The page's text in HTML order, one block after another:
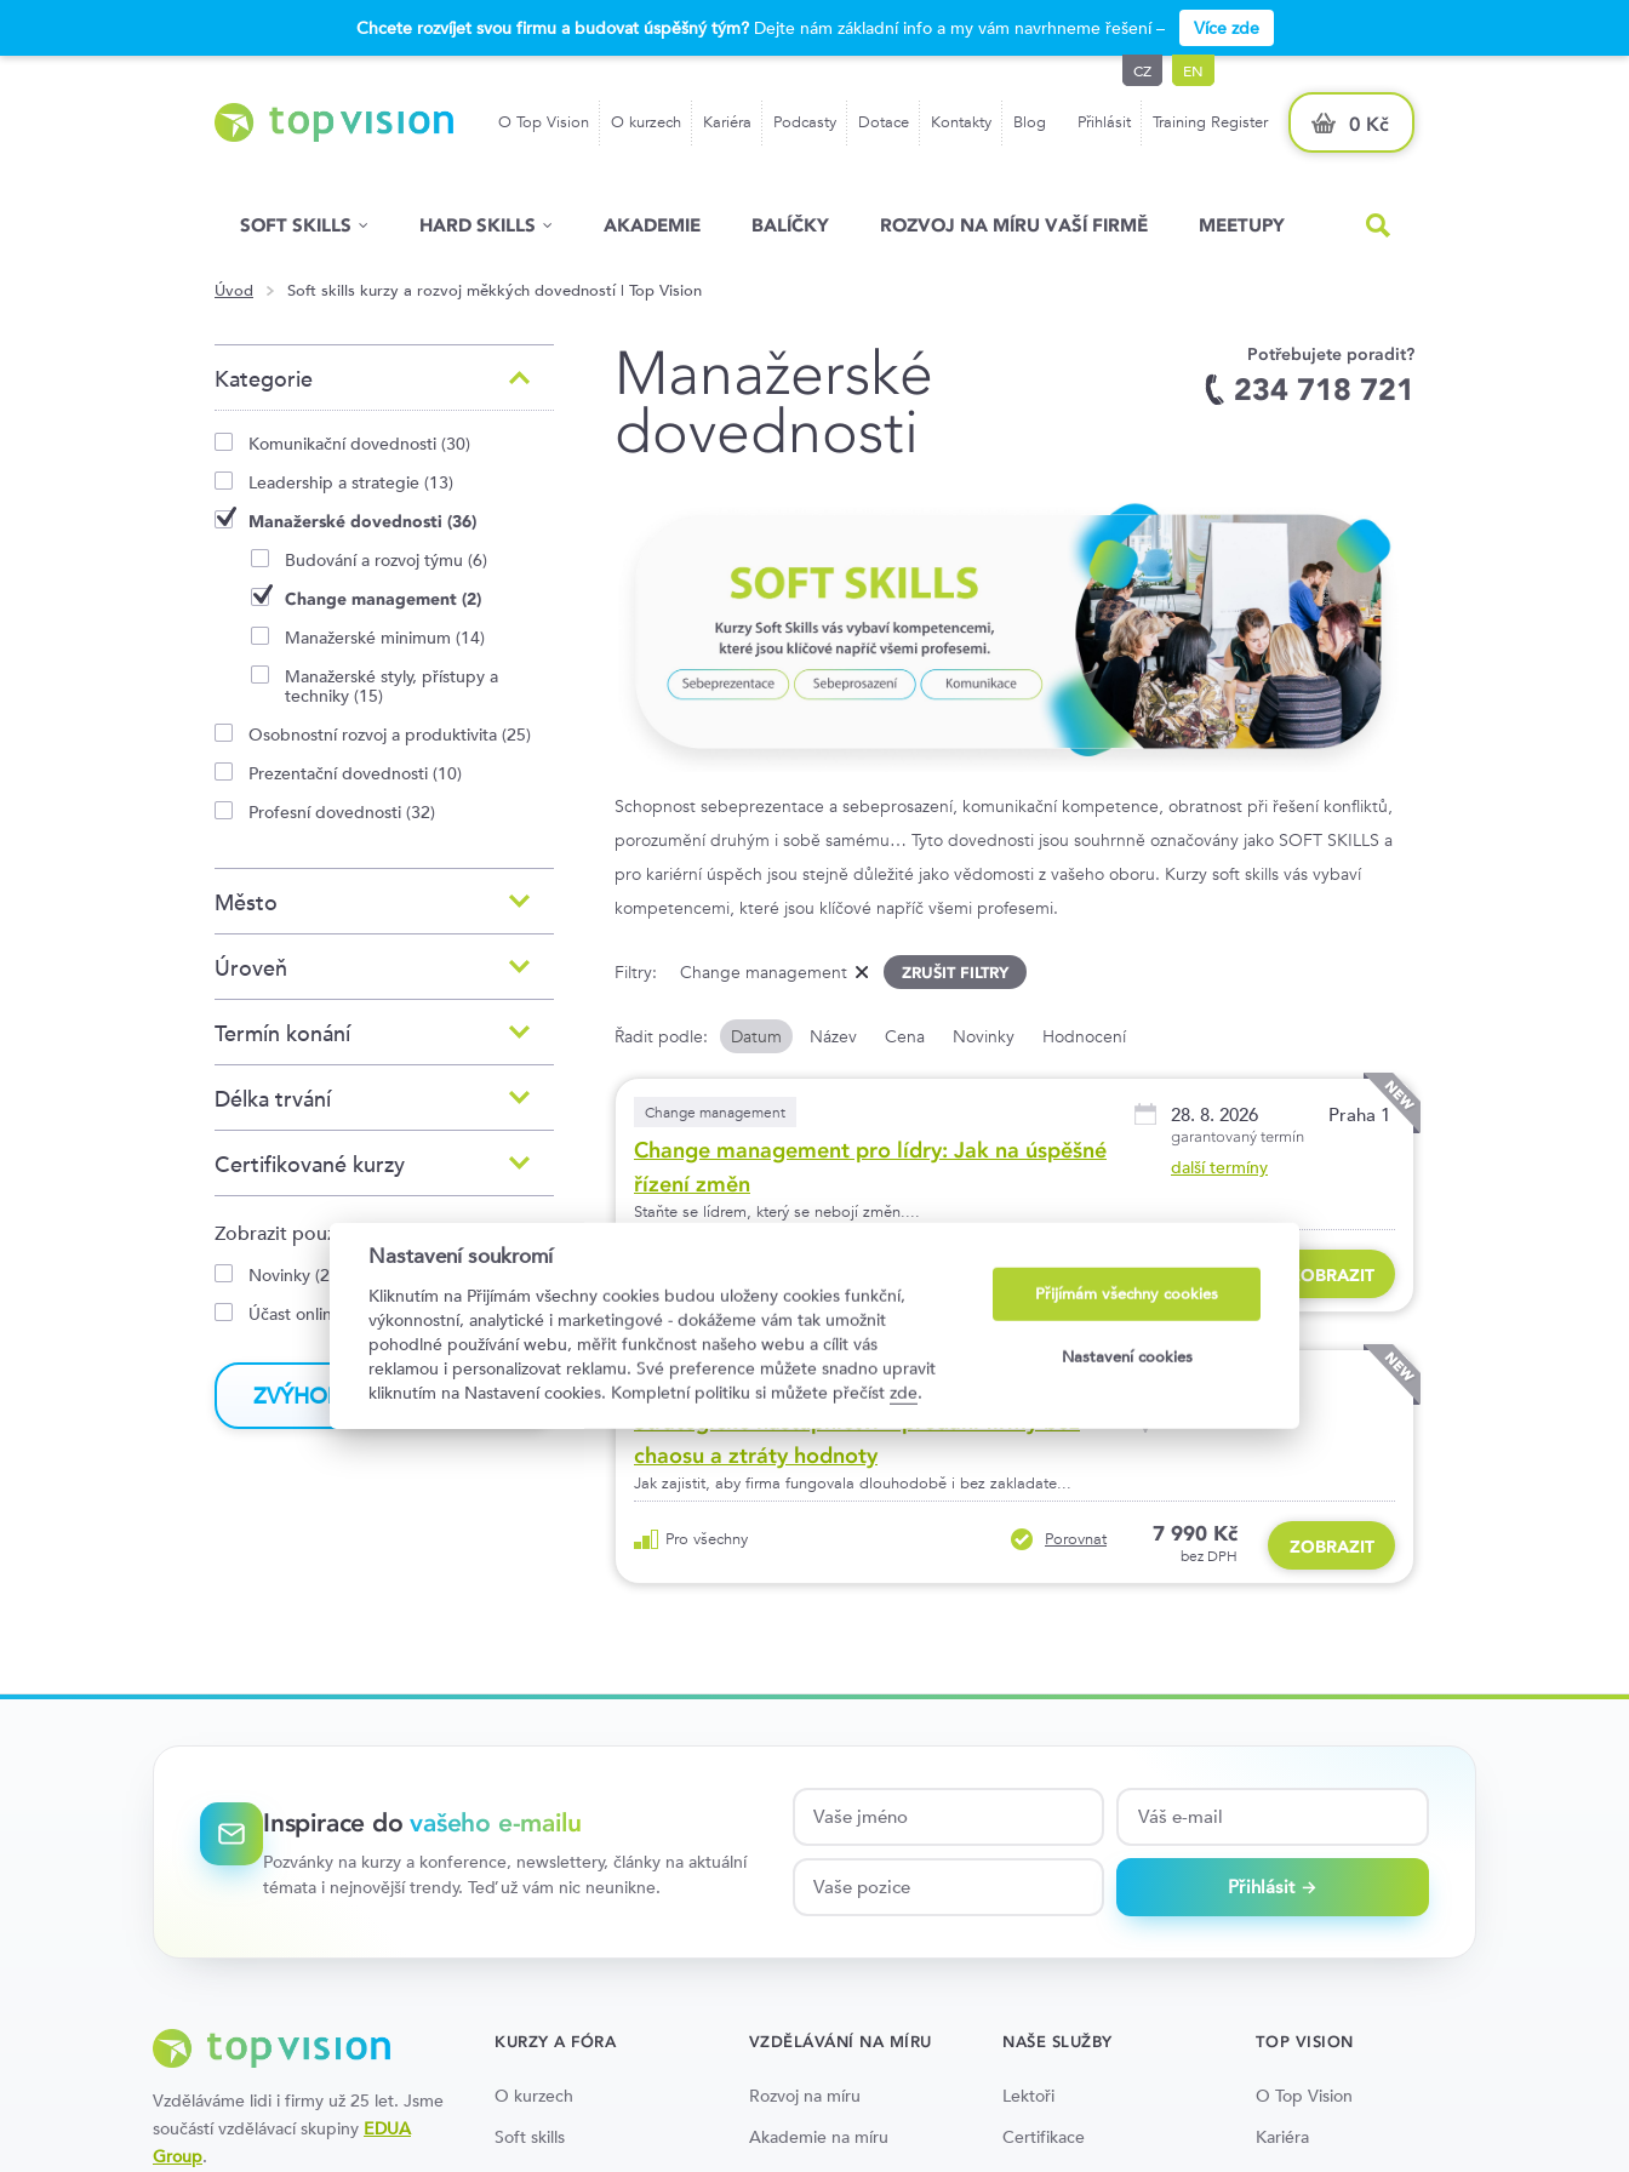
Chcete rozvíjet svou firmu a budovat úspěšný tým?Dejte nám základní info a my vám navrhneme řešení – Více zde
O Top Vision O kurzech Kariéra Podcasty Dotace Kontakty Blog Přihlásit Training Register 0 Kč
CZ EN
SOFT SKILLS HARD SKILLS AKADEMIE BALÍČKY ROZVOJ NA MÍRU VAŠÍ FIRMĚ MEETUPY
Úvod Soft skills kurzy a rozvoj měkkých dovedností | Top Vision
Kategorie
Komunikační dovednosti (30)
Leadership a strategie (13)
Manažerské dovednosti (36)
Budování a rozvoj týmu (6)
Change management (2)
Manažerské minimum (14)
Manažerské styly, přístupy a
techniky (15)
Osobnostní rozvoj a produktivita (25)
Prezentační dovednosti (10)
Profesní dovednosti (32)
Město
Úroveň
Termín konání
Délka trvání
Certifikované kurzy
Zobrazit pouze:
Novinky (2)
Účast online (0)
ZVÝHODNĚNÉ BALÍČKY
Manažerské
dovednosti
Potřebujete poradit?
234 718 721
Schopnost sebeprezentace a sebeprosazení, komunikační kompetence, obratnost při řešení konfliktů,
porozumění druhým i sobě samému… Tyto dovednosti jsou souhrnně označovány jako SOFT SKILLS a
pro kariérní úspěch jsou stejně důležité jako vědomosti z vašeho oboru. Kurzy soft skills vás vybaví
kompetencemi, které jsou klíčové napříč všemi profesemi.
Filtry: Change management ZRUŠIT FILTRY
Řadit podle: Datum Název Cena Novinky Hodnocení
Change management
Change management pro lídry: Jak na úspěšné
řízení změn
Staňte se lídrem, který se nebojí změn....
28. 8. 2026
garantovaný termín
Praha 1
další termíny
Porovnat 8 990 Kč
bez DPH ZOBRAZIT
Strategie a komunikace změn
Strategické nástupnictví – předání firmy bez
chaosu a ztráty hodnoty
Jak zajistit, aby firma fungovala dlouhodobě i bez zakladate...
Pro všechny Porovnat 7 990 Kč
bez DPH ZOBRAZIT
Inspirace dovašeho e-mailu
Pozvánky na kurzy a konference, newslettery, články na aktuální
témata i nejnovější trendy. Teď už vám nic neunikne.
Přihlásit →
Vzděláváme lidi i firmy už 25 let. Jsme
součástí vzdělávací skupiny EDUA
Group.
KURZY A FÓRA
O kurzech
Soft skills
VZDĚLÁVÁNÍ NA MÍRU
Rozvoj na míru
Akademie na míru
NAŠE SLUŽBY
Lektoři
Certifikace
TOP VISION
O Top Vision
Kariéra
Nastavení soukromí
Kliknutím na Přijímám všechny cookies budou uloženy cookies funkční,
výkonnostní, analytické i marketingové - dokážeme vám tak umožnit
pohodlné používání webu, měřit funkčnost našeho webu a cílit vás
reklamou i personalizovat reklamu. Své preference můžete snadno upravit
kliknutím na Nastavení cookies. Kompletní politiku si můžete přečíst zde.
Přijímám všechny cookies
Nastavení cookies